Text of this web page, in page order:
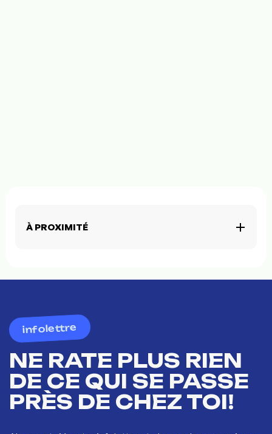
À PROXIMITÉ
infolettre
NE RATE PLUS RIEN
DE CE QUI SE PASSE
PRÈS DE CHEZ TOI!